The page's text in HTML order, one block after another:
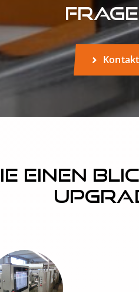
Kontakt
einen